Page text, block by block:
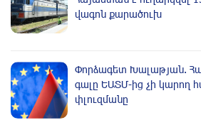
վագոն քարածուխ
Փորձագետ Խալաթյան.
գալը ԵԱՏՄ-ից չի կարող
փլուզմանը